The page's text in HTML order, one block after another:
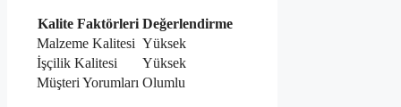
Kalite Faktörleri Değerlendirme
Malzeme Kalitesi Yüksek
İşçilik Kalitesi
Yüksek
Müşteri Yorumları Olumlu